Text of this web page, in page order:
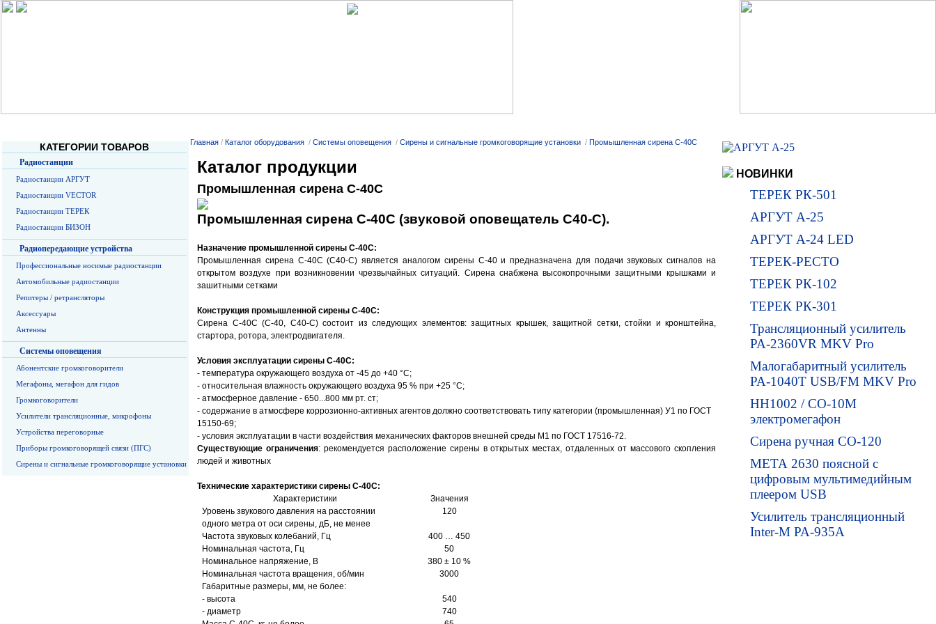
КАТЕГОРИИ ТОВАРОВ
Радиостанции
Радиостанции АРГУТ
Радиостанции VECTOR
Радиостанции ТЕРЕК
Радиостанции БИЗОН
Радиопередающие устройства
Профессиональные носимые радиостанции
Автомобильные радиостанции
Репитеры / ретрансляторы
Аксессуары
Антенны
Системы оповещения
Абонентские громкоговорители
Мегафоны, мегафон для гидов
Громкоговорители
Усилители трансляционные, микрофоны
Устройства переговорные
Приборы громкоговорящей связи (ПГС)
Сирены и сигнальные громкоговорящие установки
Главная / Каталог оборудования / Системы оповещения / Сирены и сигнальные громкоговорящие установки / Промышленная сирена С-40С
НОВИНКИ
ТЕРЕК РК-501
АРГУТ А-25
АРГУТ А-24 LED
ТЕРЕК-РЕСТО
ТЕРЕК РК-102
ТЕРЕК РК-301
Трансляционный усилитель
PA-2360VR MKV Pro
Малогабаритный усилитель
PA-1040T USB/FM MKV Pro
HH1002 / СО-10М
электромегафон
Сирена ручная СО-120
МЕТА 2630 поясной с
цифровым мультимедийным
плеером USB
Усилитель трансляционный
Inter-M PA-935A
Каталог продукции
Промышленная сирена С-40С
Промышленная сирена С-40С (звуковой оповещатель С40-С).
Назначение промышленной сирены С-40С:
Промышленная сирена С-40С (С40-С) является аналогом сирены С-40 и предназначена для подачи звуковых сигналов на
открытом воздухе при возникновении чрезвычайных ситуаций. Сирена снабжена высокопрочными защитными крышками и
зашитными сетками
Конструкция промышленной сирены С-40С:
Сирена С-40С (С-40, С40-С) состоит из следующих элементов: защитных крышек, защитной сетки, стойки и кронштейна,
стартора, ротора, электродвигателя.
Условия эксплуатации сирены С-40С:
- температура окружающего воздуха от -45 до +40 °С;
- относительная влажность окружающего воздуха 95 % при +25 °С;
- атмосферное давление - 650...800 мм рт. ст;
- содержание в атмосфере коррозионно-активных агентов должно соответствовать типу категории (промышленная) У1 по ГОСТ
15150-69;
- условия эксплуатации в части воздействия механических факторов внешней среды М1 по ГОСТ 17516-72.
Существующие ограничения: рекомендуется расположение сирены в открытых местах, отдаленных от массового скопления
людей и животных
Технические характеристики сирены С-40С:
Характеристики
Значения
Уровень звукового давления на расстоянии
одного метра от оси сирены, дБ, не менее
120
Частота звуковых колебаний, Гц
400 … 450
Номинальная частота, Гц
50
Номинальное напряжение, В
380 ± 10 %
Номинальная частота вращения, об/мин
3000
Габаритные размеры, мм, не более:
- высота
540
- диаметр
740